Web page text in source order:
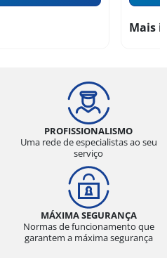
Mais
PROFISSIONALISMO
Uma rede de especialistas ao seu
serviço
MÁXIMA SEGURANÇA
Normas de funcionamento que
garantem a máxima segurança